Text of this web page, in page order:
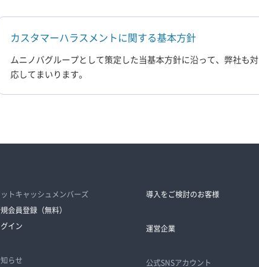
カスタマーハラスメントに関する基本方針
ムニノバグループとして策定した当基本方針に沿って、弊社も対
応してまいります。
ットキャッシュメンバーズ
会員登録（無料）
イン
らせ
導入をご検討のお客様
運営企業
公式SNSアカウント